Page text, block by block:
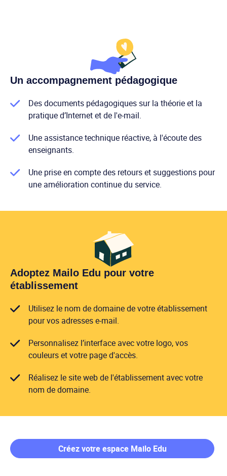
Un accompagnement pédagogique
Des documents pédagogiques sur la théorie et la
pratique d’Internet et de l'e-mail.
Une assistance technique réactive, à l'écoute des
enseignants.
Une prise en compte des retours et suggestions pour
une amélioration continue du service.
Adoptez Mailo Edu pour votre
établissement
Utilisez le nom de domaine de votre établissement
pour vos adresses e-mail.
Personnalisez l’interface avec votre logo, vos
couleurs et votre page d'accès.
Réalisez le site web de l'établissement avec votre
nom de domaine.
Créez votre espace Mailo Edu